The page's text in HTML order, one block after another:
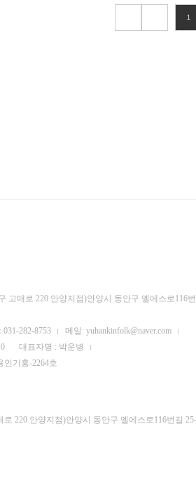
1
고매로 220 안양지점)안양시 동안구 엘에스로116
031-282-8753
메일: yuhankinfolk@naver.com
대표자명 : 박운병
인기흥-2264호
220 안양지점)안양시 동안구 엘에스로116번길